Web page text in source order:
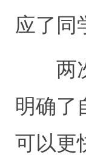
应了同
两次
明确了
可以更